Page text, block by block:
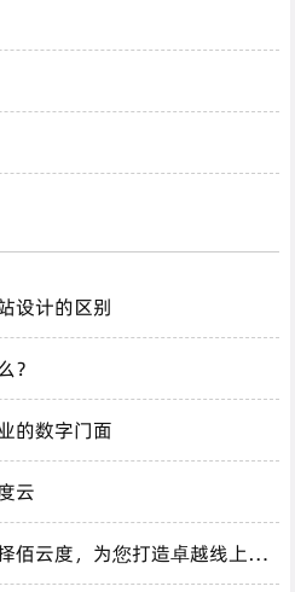
设计的区别
？
的数字门面
云
佰云度，为您打造卓越线上体